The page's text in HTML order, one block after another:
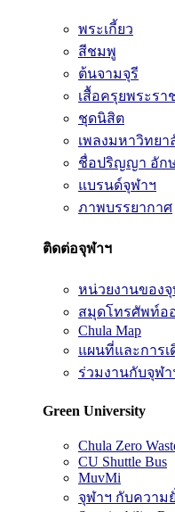
พระเกี้ยว
สีชมพู
ต้นจามจุรี
เสื้อครุยพระรา
ชุดนิสิต
เพลงมหาวิทยา
ชื่อปริญญา อัก
แบรนด์จุฬาฯ
ภาพบรรยากาศ
ติดต่อจุฬาฯ
หน่วยงานของจุ
สมุดโทรศัพท์อ
Chula Map
แผนที่และการเ
ร่วมงานกับจุฬา
Green University
Chula Zero
CU Shuttle Bus
MuvMi
จุฬาฯ กับความ